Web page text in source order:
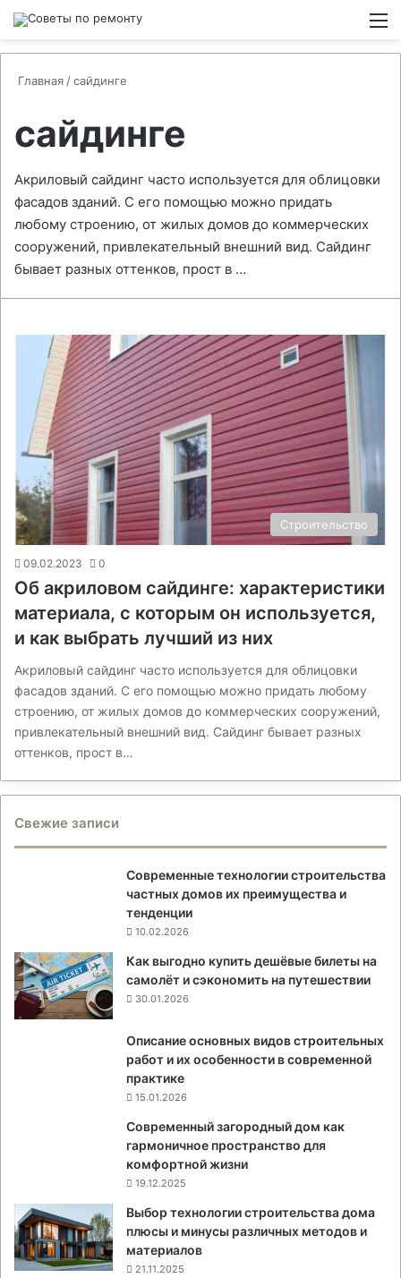
Главная /сайдинге
сайдинге
Акриловый сайдинг часто используется для облицовки
фасадов зданий. С его помощью можно придать
любому строению, от жилых домов до коммерческих
сооружений, привлекательный внешний вид. Сайдинг
бывает разных оттенков, прост в …
Строительство
09.02.2023 0
Об акриловом сайдинге: характеристики
материала, с которым он используется,
и как выбрать лучший из них
Акриловый сайдинг часто используется для облицовки
фасадов зданий. С его помощью можно придать любому
строению, от жилых домов до коммерческих сооружений,
привлекательный внешний вид. Сайдинг бывает разных
оттенков, прост в…
Свежие записи
Современные технологии строительства
частных домов их преимущества и
тенденции
10.02.2026
Как выгодно купить дешёвые билеты на
самолёт и сэкономить на путешествии
30.01.2026
Описание основных видов строительных
работ и их особенности в современной
практике
15.01.2026
Современный загородный дом как
гармоничное пространство для
комфортной жизни
19.12.2025
Выбор технологии строительства дома
плюсы и минусы различных методов и
материалов
21.11.2025